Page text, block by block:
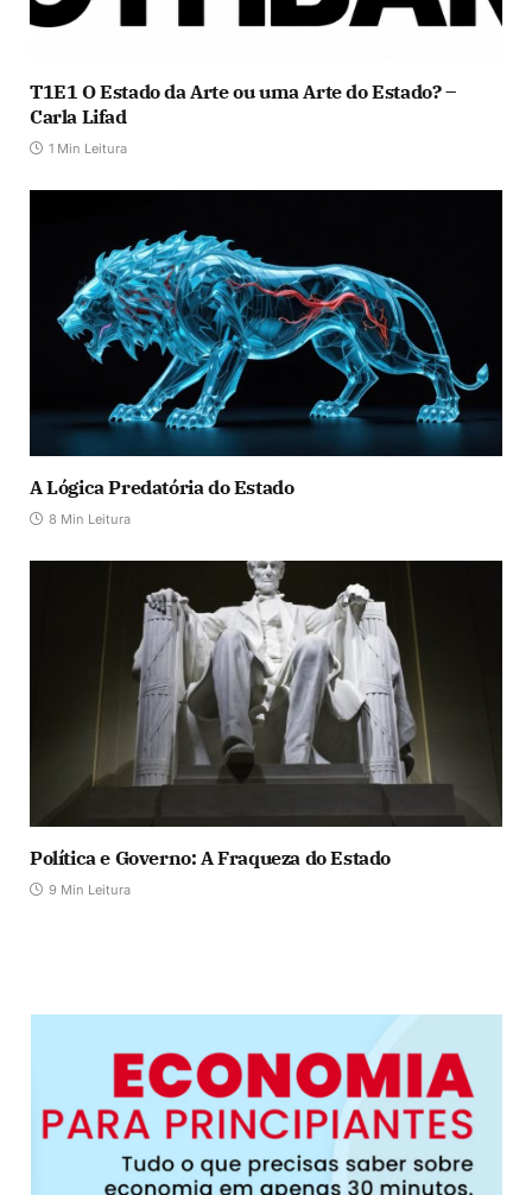
T1E1 O Estado da Arte ou uma Arte do Estado? –
Carla Lifad
1 Min Leitura
A Lógica Predatória do Estado
8 Min Leitura
Política e Governo: A Fraqueza do Estado
9 Min Leitura